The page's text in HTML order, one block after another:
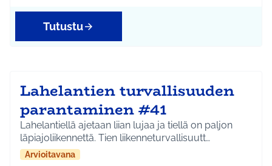
Tutustu
Lahelantien turvallisuuden
parantaminen #41
Lahelantiellä ajetaan liian lujaa ja tiellä on paljon
läpiajoliikennettä. Tien liikenneturvallisuutt…
Arvioitavana